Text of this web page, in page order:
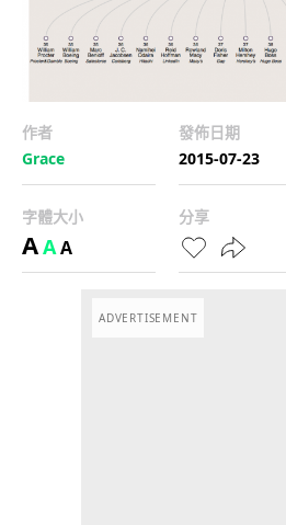
作者
Grace
發佈日期
2015-07-23
字體大小
AAA
分享
ADVERTISEMENT